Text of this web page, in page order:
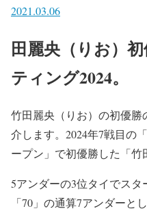
2021.03.06
田麗央（りお）
ティング2024。
竹田麗央（りお）の初優勝
介します。2024年7戦目の
ープン」で初優勝した「竹
5アンダーの3位タイでス
「70」の通算7アンダーと